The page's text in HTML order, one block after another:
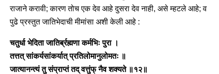
राजाने करावी; कारण तोच एक देव आहे दुसरा देव नाही, असे म्हटले आहे; व
पुढे प्रस्तुत जातिभेदाची मीमांसा अशी केली आहे :
चतुर्धा भेदिता जातिर्ब्रह्मणा कर्मभिः पुरा ।
तत्तत् सांकर्यसांकर्यात् प्रतिलोमानुलोमतः ॥
जात्यानन्त्यं तु संप्राप्तं तद् वत्तुंफ् नैव शक्यते ॥१२॥